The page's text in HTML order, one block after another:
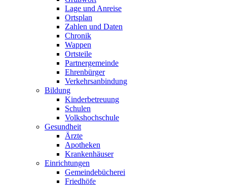
Lage und Anreise
Ortsplan
Zahlen und Daten
Chronik
Wappen
Ortsteile
Partnergemeinde
Ehrenbürger
Verkehrsanbindung
Bildung
Kinderbetreuung
Schulen
Volkshochschule
Gesundheit
Ärzte
Apotheken
Krankenhäuser
Einrichtungen
Gemeindebücherei
Friedhöfe